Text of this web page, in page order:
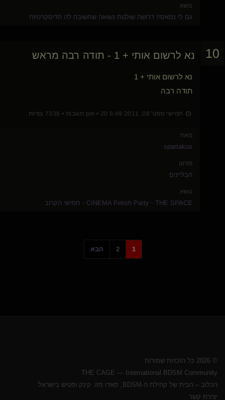
נושא
גם לי נמאס!! דרושה שולטת נשואה שחשובה לה הדיסקרטיות
10 נא לרשום אותי + 1 - תודה רבה מראש
נא לרשום אותי + 1
תודה רבה
חמישי ספט' 08, 2011 5:49 pm • 20 תגובות • 7338 צפיות
מאת
spartakus
פורום
הבליינים
נושא
CINEMA Fetish Party - THE SPACE - חמישי הקרוב
1
2 הבא
© 2026 כל הזכויות שמורות
THE CAGE — International BDSM Community
הכלוב – הבית של קהילת ה-BDSM, סאדו מזו, קינק ופטיש בישראל
יצירת קשר